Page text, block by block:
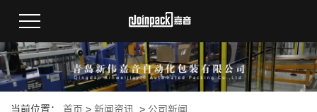
当前位置： 首页 > 新闻资讯 > 公司新闻